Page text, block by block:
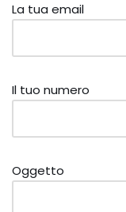
La tua email
Il tuo numero
Oggetto